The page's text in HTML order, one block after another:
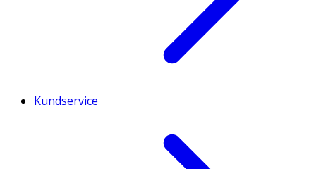
Kundservice